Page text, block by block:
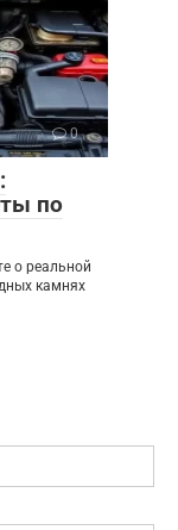
0
по
о реальной
камнях